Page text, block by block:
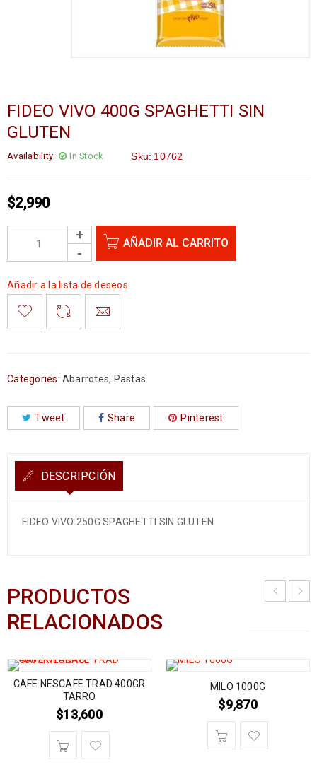
FIDEO VIVO 400G SPAGHETTI SIN
GLUTEN
Availability: In Stock Sku: 10762
$2,990
AÑADIR AL CARRITO
Añadir a la lista de deseos
Categories: Abarrotes, Pastas
Tweet Share Pinterest
DESCRIPCIÓN
FIDEO VIVO 250G SPAGHETTI SIN GLUTEN
PRODUCTOS
RELACIONADOS
CAFE NESCAFE TRAD 400GR
TARRO
$13,600
MILO 1000G
$9,870